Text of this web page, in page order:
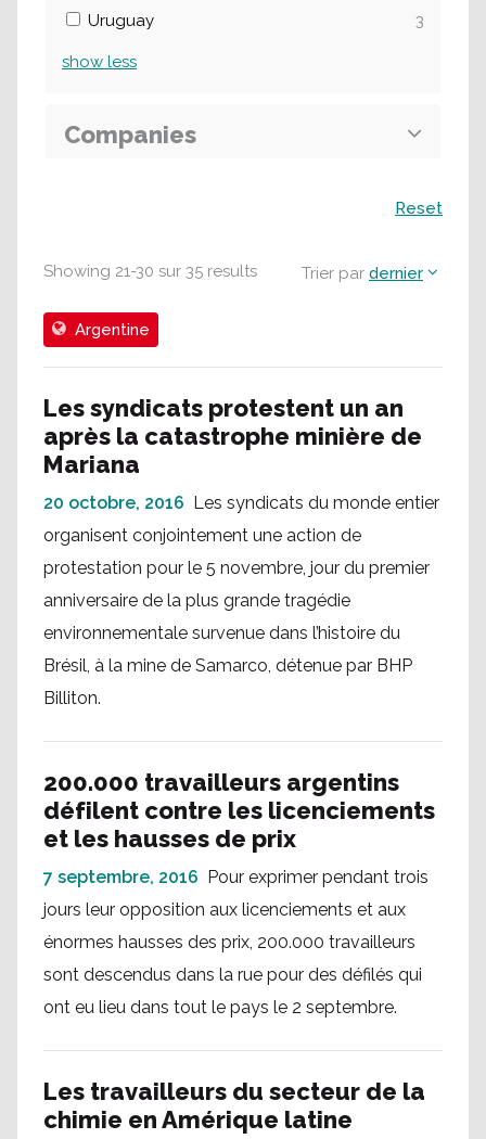
Showing 21-30 sur 35 results Trier par dernier
Argentine
Les syndicats protestent un an
après la catastrophe minière de
Mariana
20 octobre, 2016 Les syndicats du monde entier
organisent conjointement une action de
protestation pour le 5 novembre, jour du premier
anniversaire de la plus grande tragédie
environnementale survenue dans l’histoire du
Brésil, à la mine de Samarco, détenue par BHP
Billiton.
200.000 travailleurs argentins
défilent contre les licenciements
et les hausses de prix
7 septembre, 2016 Pour exprimer pendant trois
jours leur opposition aux licenciements et aux
énormes hausses des prix, 200.000 travailleurs
sont descendus dans la rue pour des défilés qui
ont eu lieu dans tout le pays le 2 septembre.
Les travailleurs du secteur de la
chimie en Amérique latine
Uruguay
3
show less
Companies
Reset